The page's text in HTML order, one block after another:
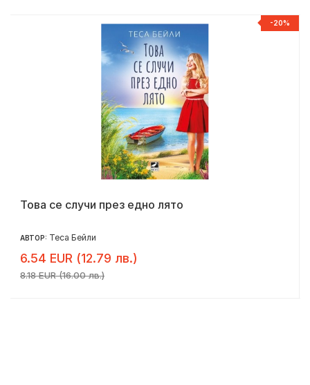
-20%
Това се случи през едно лято
АВТОР: Теса Бейли
6.54 EUR (12.79 лв.)
8.18 EUR (16.00 лв.)